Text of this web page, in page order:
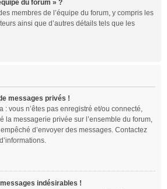
du forum » ?
membres de l’équipe du forum, y compris les
ainsi que d’autres détails tels que les
messages privés !
: vous n’êtes pas enregistré et/ou connecté,
la messagerie privée sur l’ensemble du forum,
d’envoyer des messages. Contactez
indésirables !